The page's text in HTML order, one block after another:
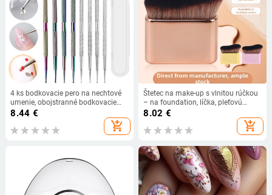
4 ks bodkovacie pero na nechtové
umenie, obojstranné bodkovacie
pero s kamienkami, kvetinové
bodkovacie maľovacie pero,
8.44 €
add_shopping_cart
Štetec na make-up s vlnitou rúčkou
– na foundation, líčka, pleťovú
masku a telové mlieko
8.02 €
add_shopping_cart